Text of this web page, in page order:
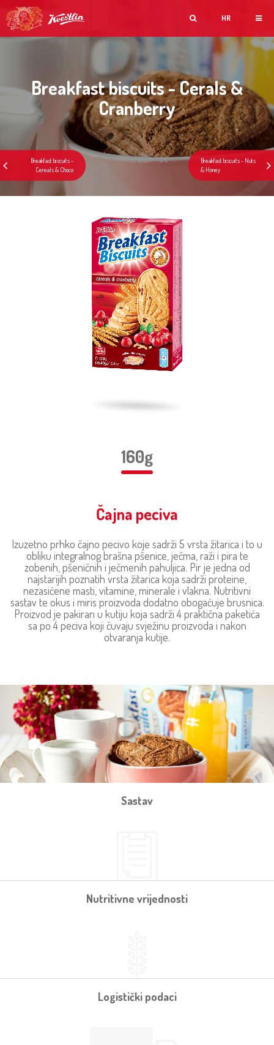
HR
Breakfast biscuits - Cerals &
Cranberry
160g
Čajna peciva
Izuzetno prhko čajno pecivo koje sadrži 5 vrsta žitarica i to u
obliku integralnog brašna pšenice, ječma, raži i pira te
zobenih, pšeničnih i ječmenih pahuljica. Pir je jedna od
najstarijih poznatih vrsta žitarica koja sadrži proteine,
nezasićene masti, vitamine, minerale i vlakna. Nutritivni
sastav te okus i miris proizvoda dodatno obogaćuje brusnica.
Proizvod je pakiran u kutiju koja sadrži 4 praktična paketića
sa po 4 peciva koji čuvaju svježinu proizvoda i nakon
otvaranja kutije.
Sastav
Nutritivne vrijednosti
Logistički podaci